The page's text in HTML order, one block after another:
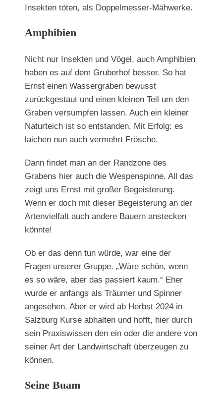
Insekten töten, als Doppelmesser-Mähwerke.
Amphibien
Nicht nur Insekten und Vögel, auch Amphibien
haben es auf dem Gruberhof besser. So hat
Ernst einen Wassergraben bewusst
zurückgestaut und einen kleinen Teil um den
Graben versumpfen lassen. Auch ein kleiner
Naturteich ist so entstanden. Mit Erfolg: es
laichen nun auch vermehrt Frösche.
Dann findet man an der Randzone des
Grabens hier auch die Wespenspinne. All das
zeigt uns Ernst mit großer Begeisterung.
Wenn er doch mit dieser Begeisterung an der
Artenvielfalt auch andere Bauern anstecken
könnte!
Ob er das denn tun würde, war eine der
Fragen unserer Gruppe. „Wäre schön, wenn
es so wäre, aber das passiert kaum.“ Eher
wurde er anfangs als Träumer und Spinner
angesehen. Aber er wird ab Herbst 2024 in
Salzburg Kurse abhalten und hofft, hier durch
sein Praxiswissen den ein oder die andere von
seiner Art der Landwirtschaft überzeugen zu
können.
Seine Buam